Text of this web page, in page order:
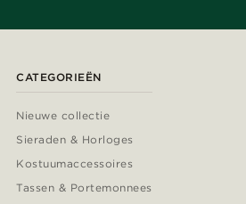
CATEGORIEËN
Nieuwe collectie
Sieraden & Horloges
Kostuumaccessoires
Tassen & Portemonnees